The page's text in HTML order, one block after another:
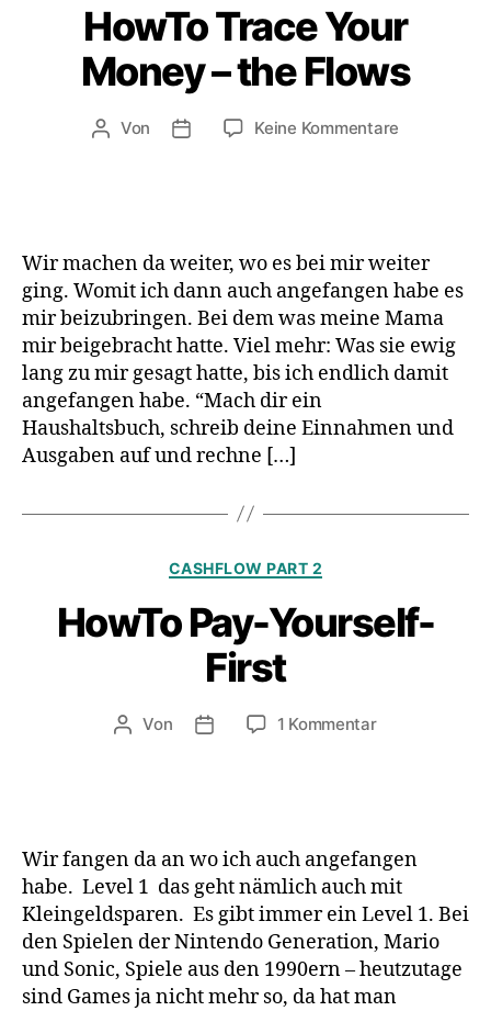
HowTo Trace Your
Money – the Flows
Beitragsautor
Von Veröffentlichungsdatum
Keine Kommentare
the
Flows
Wir machen da weiter, wo es bei mir weiter
ging. Womit ich dann auch angefangen habe es
mir beizubringen. Bei dem was meine Mama
mir beigebracht hatte. Viel mehr: Was sie ewig
lang zu mir gesagt hatte, bis ich endlich damit
angefangen habe. “Mach dir ein
Haushaltsbuch, schreib deine Einnahmen und
Ausgaben auf und rechne […]
Kategorien
CASHFLOW PART 2
HowTo Pay-Yourself-
First
Beitragsautor
Von Veröffentlichungsdatum
1 Kommentarzu
Wir fangen da an wo ich auch angefangen
habe. Level 1 das geht nämlich auch mit
Kleingeldsparen. Es gibt immer ein Level 1. Bei
den Spielen der Nintendo Generation, Mario
und Sonic, Spiele aus den 1990ern – heutzutage
sind Games ja nicht mehr so, da hat man